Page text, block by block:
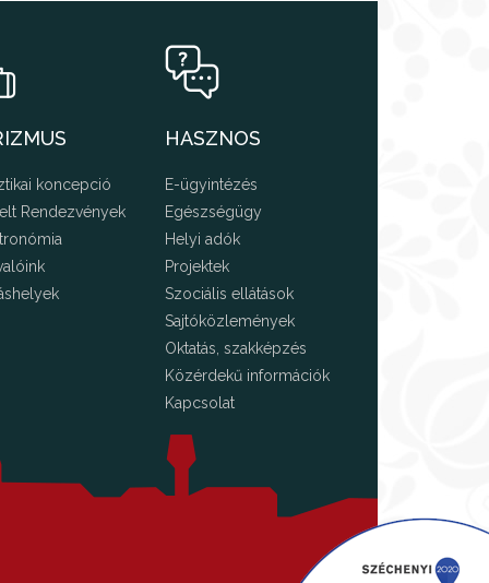
koncepció
Rendezvények
HASZNOS
E-ügyintézés
Egészségügy
Helyi adók
Projektek
Szociális ellátások
Sajtóközlemények
Oktatás, szakképzés
Közérdekű információk
Kapcsolat